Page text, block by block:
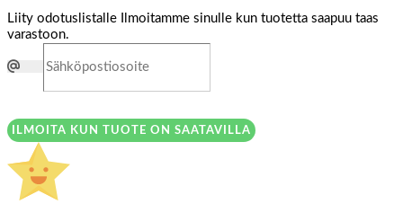
Liity odotuslistalle
Ilmoitamme sinulle kun tuotetta saapuu taas
varastoon.
ILMOITA KUN TUOTE ON SAATAVILLA